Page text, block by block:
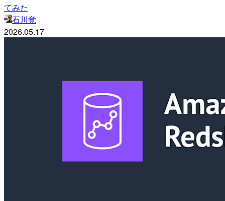
てみた
石川覚
2026.05.17